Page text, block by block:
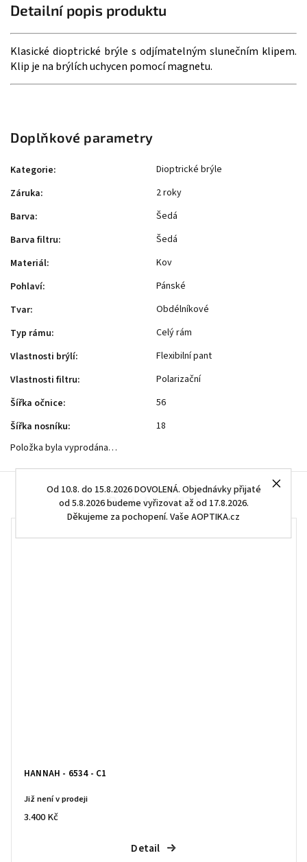
Od 10.8. do 15.8.2026 DOVOLENÁ. Objednávky přijaté
od 5.8.2026 budeme vyřizovat až od 17.8.2026.
Děkujeme za pochopení. Vaše AOPTIKA.cz
Detailní popis produktu
Klasické dioptrické brýle s odjímatelným slunečním klipem.
Klip je na brýlích uchycen pomocí magnetu.
Doplňkové parametry
Kategorie:
Dioptrické brýle
Záruka:
2 roky
Barva:
Šedá
Barva filtru:
Šedá
Materiál:
Kov
Pohlaví:
Pánské
Tvar:
Obdélníkové
Typ rámu:
Celý rám
Vlastnosti brýlí:
Flexibilní pant
Vlastnosti filtru:
Polarizační
Šířka očnice:
56
Šířka nosníku:
18
Položka byla vyprodána…
Podobné (12)
HANNAH - 6534 - C1
Již není v prodeji
3.400 Kč
Detail